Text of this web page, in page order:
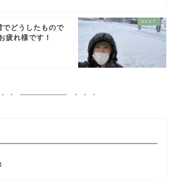
でどうしたもので
疲れ様です！